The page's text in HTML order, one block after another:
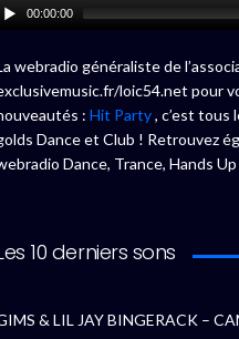
00:00:00
webradio généraliste de
loic54.net pour
: Hit Party, c’est tous
Dance et Club ! Retrouvez
Dance, Trance, Hands
10 derniers sons
& LIL JAY BINGERACK –